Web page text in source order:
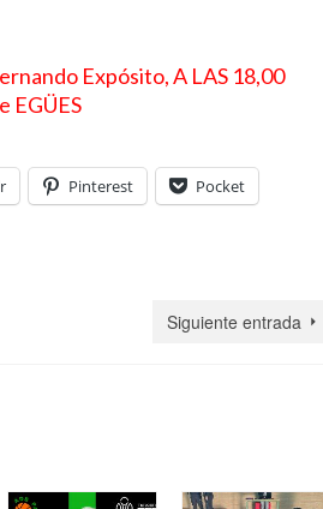
Expósito, A LAS 18,00
EGÜES
Pinterest Pocket
Siguiente entrada